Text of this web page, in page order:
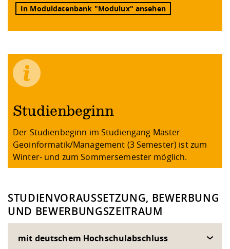
In Moduldatenbank "Modulux" ansehen
Studienbeginn
Der Studienbeginn im Studiengang Master
Geoinformatik/Management (3 Semester) ist zum
Winter- und zum Sommersemester möglich.
STUDIENVORAUSSETZUNG, BEWERBUNG
UND BEWERBUNGSZEITRAUM
mit deutschem Hochschulabschluss